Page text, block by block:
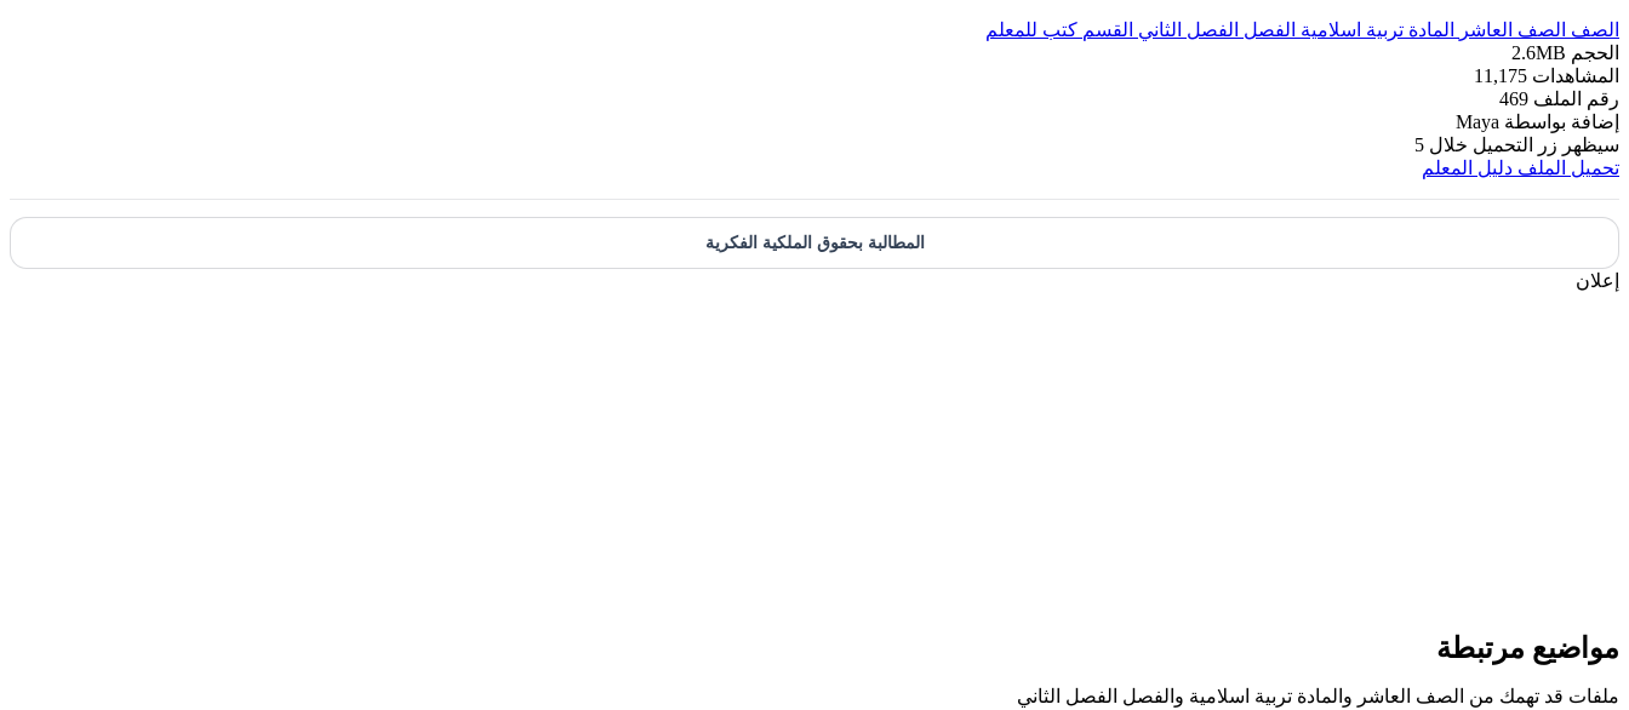
الصف الصف العاشر المادة تربية اسلامية الفصل الفصل الثاني القسم كتب للمعلم
الحجم 2.6MB
المشاهدات 11,175
رقم الملف 469
إضافة بواسطة Maya
سيظهر زر التحميل خلال 5
تحميل الملف دليل المعلم
المطالبة بحقوق الملكية الفكرية
إعلان
مواضيع مرتبطة
ملفات قد تهمك من الصف العاشر والمادة تربية اسلامية والفصل الفصل الثاني